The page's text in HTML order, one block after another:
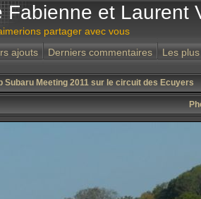
Fabienne et Laurent
partager avec vous
ajouts Derniers commentaires Les
Subaru Meeting 2011 sur le circuit des Ecuyers